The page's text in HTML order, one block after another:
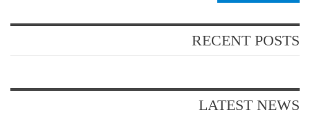
RECENT POSTS
LATEST NEWS